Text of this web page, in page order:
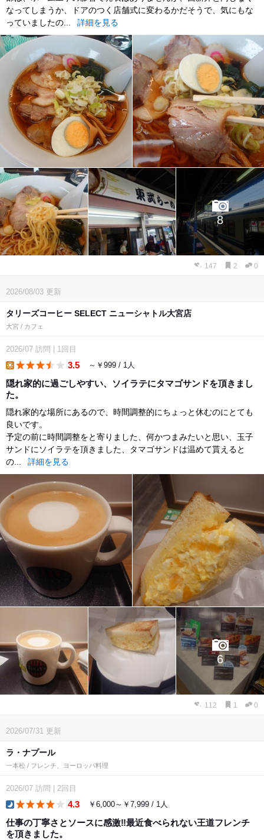
なってしまうか、ドアのつく店舗式に変わるかだそうで、気にもな
っていましたの...
詳細を見る
8
147 2 0
2026/08/03 更新
タリーズコーヒー SELECT ニューシャトル大宮店
大宮 / カフェ
2026/07 訪問 1回目
3.5 ～￥999 / 1人
隠れ家的に過ごしやすい、ソイラテにタマゴサンドを頂きまし
た。
隠れ家的な場所にあるので、時間調整的にちょっと休むのにとても
良いです。
予定の前に時間調整をと寄りました、何かつまみたいと思い、玉子
サンドにソイラテを頂きました、タマゴサンドは温めて貰えると
の...
詳細を見る
6
112 1 0
2026/07/31 更新
ラ・ナプール
一本松 / フレンチ、ヨーロッパ料理
2026/07 訪問 2回目
4.3 ￥6,000～￥7,999 / 1人
仕事の丁寧さとソースに感激‼️最近食べられない王道フレンチ
を頂きました。